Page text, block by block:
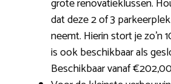
grote renovatieklussen.
dat deze 2 of 3
neemt. Hierin stort je zo’n
is ook beschikbaar als
Beschikbaar vanaf